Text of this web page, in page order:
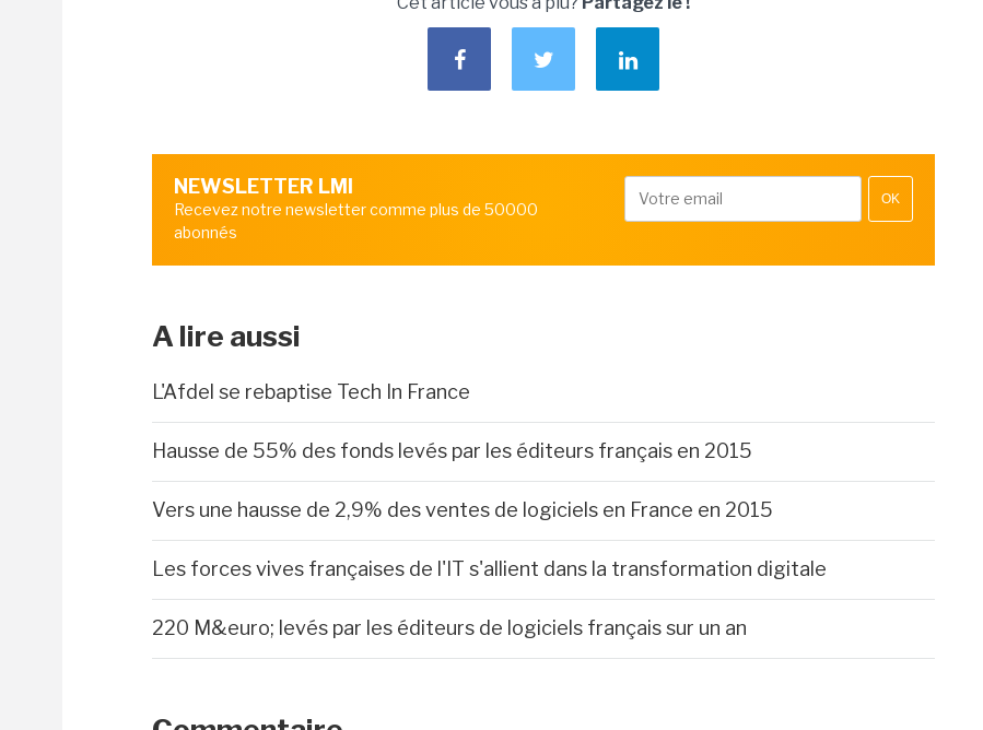
NEWSLETTER LMI
Recevez notre newsletter comme plus de 50000
abonnés
OK
A lire aussi
L'Afdel se rebaptise Tech In France
Hausse de 55% des fonds levés par les éditeurs français en 2015
Vers une hausse de 2,9% des ventes de logiciels en France en 2015
Les forces vives françaises de l'IT s'allient dans la transformation digitale
220 M&euro; levés par les éditeurs de logiciels français sur un an